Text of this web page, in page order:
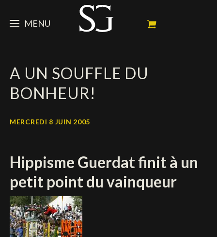
MENU
Portrait
Palmarès
Ambassadeur
ACTUALITÉ
News
Dossiers
Prochains concours
Résultats
Galeries photos
Vidéos
Contacts médias
CHEVAUX
Mes chevaux de concours
Etalon reproducteur
SPONSORS
Sponsors officiels
Partenaires officiels
Autographes
Social Newsroom
SHOP
Français
English
Deutsch
A UN SOUFFLE DU
BONHEUR!
MERCREDI 8 JUIN 2005
Hippisme Guerdat finit à un
petit point du vainqueur